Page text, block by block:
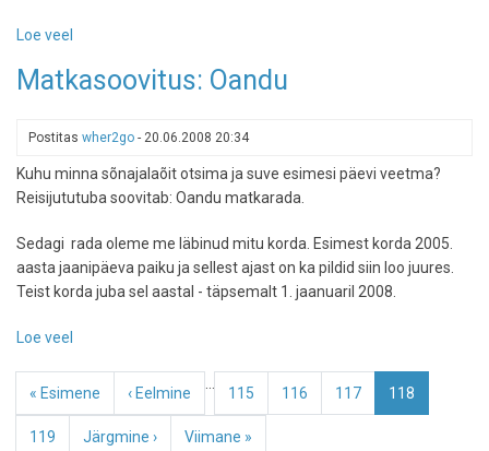
Loe veel
surnud
Matkasoovitus: Oandu
Postitas wher2go - 20.06.2008 20:34
Kuhu minna sõnajalaõit otsima ja suve esimesi päevi veetma?
Reisijututuba soovitab: Oandu matkarada.
Sedagi rada oleme me läbinud mitu korda. Esimest korda 2005.
aasta jaanipäeva paiku ja sellest ajast on ka pildid siin loo juures.
Teist korda juba sel aastal - täpsemalt 1. jaanuaril 2008.
Loe veel
Oandu
Pagination
Esimene
leht
« Esimene
Eelmine
leht
‹ Eelmine
…
Page
115 Page
116 Page
117
Eesolev
leht
118
Page
119
Järgmine
Järgmine ›
Viimane
Viimane »